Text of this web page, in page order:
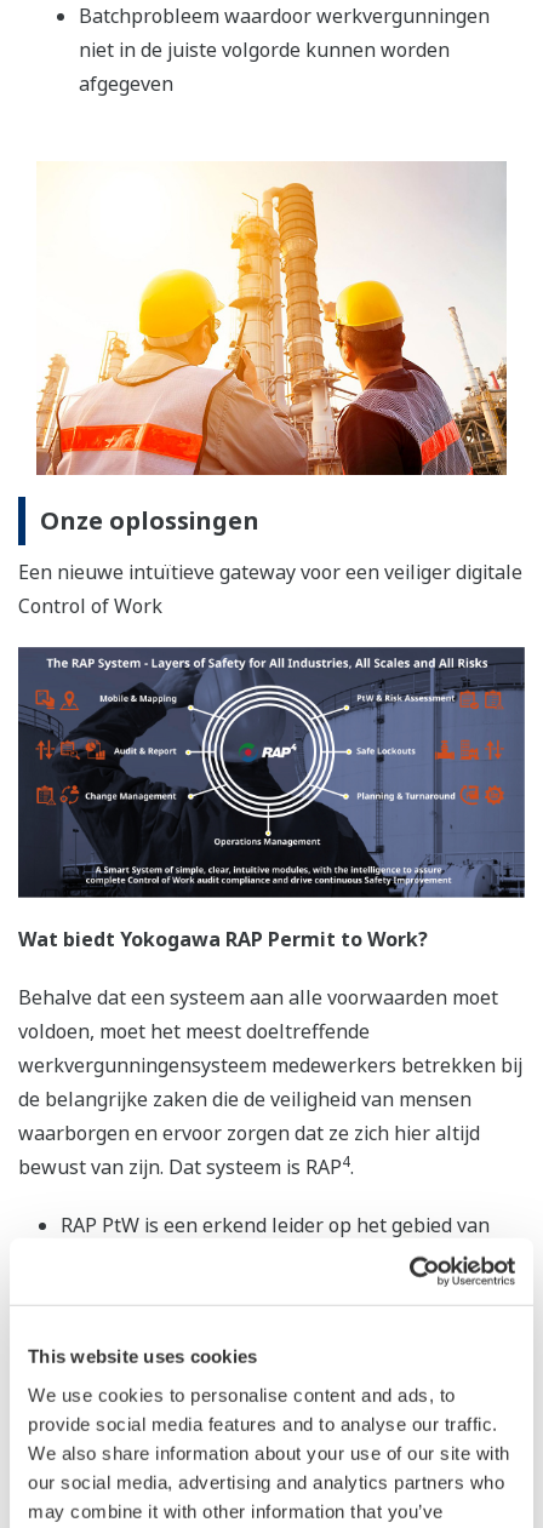
This website uses cookies
We use cookies to personalise content and ads, to
provide social media features and to analyse our traffic.
We also share information about your use of our site with
our social media, advertising and analytics partners who
may combine it with other information that you’ve
Batchprobleem waardoor werkvergunningen
niet in de juiste volgorde kunnen worden
afgegeven
Onze oplossingen
Een nieuwe intuïtieve gateway voor een veiliger digitale
Control of Work
Wat biedt Yokogawa RAP Permit to Work?
Behalve dat een systeem aan alle voorwaarden moet
voldoen, moet het meest doeltreffende
werkvergunningensysteem medewerkers betrekken bij
de belangrijke zaken die de veiligheid van mensen
waarborgen en ervoor zorgen dat ze zich hier altijd
bewust van zijn. Dat systeem is RAP4.
RAP PtW is een erkend leider op het gebied van
risicobeoordelings- en werkvergunningensysteem.
Het unieke, intelligente ontwerp op basis van
pictogrammen zorgt ervoor dat alle regels en
controles gemakkelijk kunnen worden toegepast,
terwijl het brede scala aan configuraties zich